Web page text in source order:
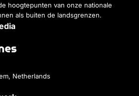
hoogtepunten van onze nationale
als buiten de landsgrenzen.
Netherlands